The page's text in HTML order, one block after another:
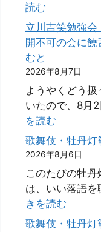
読む
立川吉笑勉強
開不可の会に
むと
2026年8月7日
ようやくどう
いたので、8月
を読む
歌舞伎・牡丹灯
2026年8月6日
このたびの牡
は、いい落語
きを読む
歌舞伎・牡丹灯